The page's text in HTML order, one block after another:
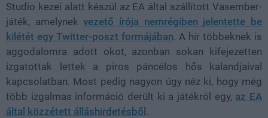
Studio kezei alatt készül az EA által szállított Vasember-
játék, amelynekvezető írója nemrégiben jelentette be
kilétét egy Twitter-poszt formájában. A hír többeknek is
aggodalomra adott okot, azonban sokan kifejezetten
izgatottak lettek a piros páncélos hős kalandjaival
kapcsolatban. Most pedig nagyon úgy néz ki, hogy még
több izgalmas információ derült ki a játékról egy, az EA
által közzétett álláshirdetésből .